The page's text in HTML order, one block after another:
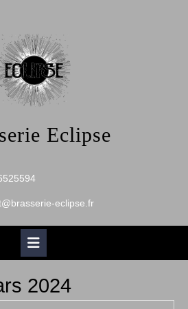
Eclipse
eclipse.fr
Button
2024